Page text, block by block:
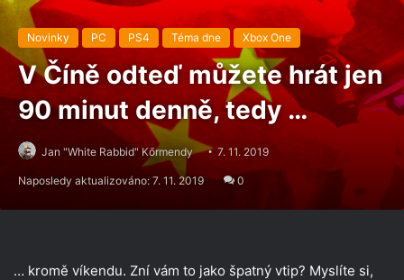
Novinky PC PS4 Téma dne Xbox One
V Číně odteď můžete hrát jen
90 minut denně, tedy …
Jan "White Rabbid" Kőrmendy 7. 11. 2019
Naposledy aktualizováno: 7. 11. 2019 0
… kromě víkendu. Zní vám to jako špatný vtip? Myslíte si,